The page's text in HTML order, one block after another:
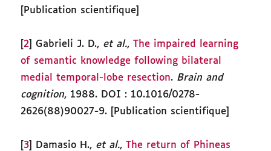
[Publication scientifique]
2 ] Gabrieli J. D., et al.,The impaired learning
of semantic knowledge following bilateral
medial temporal-lobe resection. Brain and
cognition, 1988. DOI : 10.1016/0278-
2626(88)90027-9. [Publication scientifique]
3 ] Damasio H., et al.,The return of Phineas